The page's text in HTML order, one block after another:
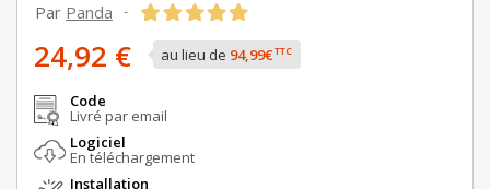
Par Panda -
24,92 € au lieu de 94,99€TTC
Code
Livré par email
Logiciel
En téléchargement
Installation